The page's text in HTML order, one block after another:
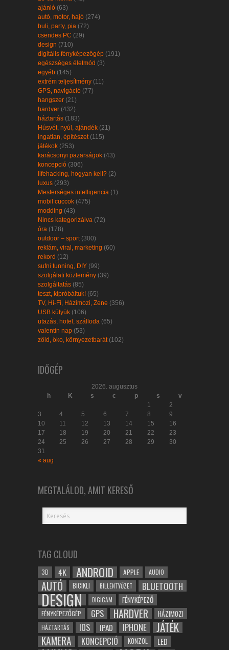
ajánló (63)
autó, motor, hajó (274)
buli, party, pia (72)
csendes PC (29)
design (710)
digitális fényképezőgép (191)
egészséges életmód (3)
egyéb (145)
extrém teljesítmény (11)
GPS, navigáció (77)
hangszer (21)
hardver (432)
háztartás (183)
Húsvét, nyúl, ajándék (21)
ingatlan, építészet(115)
játékok (253)
karácsonyi pazarságok (43)
koncepció (306)
lifehacking, hogyan kell? (2)
luxus (293)
Mesterséges intelligencia (1)
mobil cuccok (475)
modding (43)
Nincs kategorizálva (72)
óra (178)
outdoor – sport(300)
reklám, viral, marketing (60)
rekord (12)
sufni tunning, DIY (99)
szolgálati közlemény (39)
szolgáltatás (85)
teszt, kipróbáltuk! (65)
TV, Hi-Fi, Házimozi, Zene (356)
USB kütyük (106)
utazás, hotel, szálloda (65)
valentin nap (53)
zöld, öko, környezetbarát(102)
IDŐGÉP
2026. augusztus
h
K s c p s
v
1
2
3
4 5 6 7 8
9
10
11 12 13 14 15
16
17
18 19 20 21 22
23
24
25 26 27 28 29
30
31
« aug
MEGTALÁLOD, AMIT KERESŐ
TAG CLOUD
3D 4K ANDROID APPLE AUDIO
AUTÓ BICIKLI BILLENTYŰZET BLUETOOTH
DESIGN DIGICAM FÉNYKÉPEZŐ
FÉNYKÉPEZŐGÉP GPS HARDVER HÁZIMOZI
HÁZTARTÁS IOS IPAD IPHONE JÁTÉK
KAMERA KONCEPCIÓ KONZOL LED